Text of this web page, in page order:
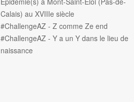
Calais) au XVIIIe siècle
#ChallengeAZ - Z comme Ze end
#ChallengeAZ - Y a un Y dans le lieu de
naissance